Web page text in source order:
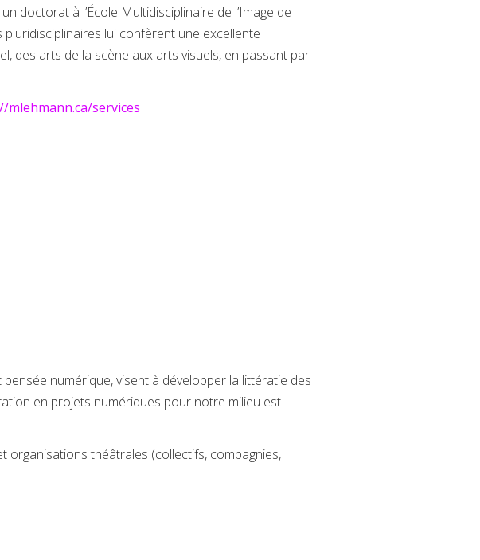
doctorat à l’École Multidisciplinaire de l’Image de
pluridisciplinaires lui confèrent une excellente
des arts de la scène aux arts visuels, en passant par
mlehmann.ca/services
numérique, visent à développer la littératie des
en projets numériques pour notre milieu est
théâtrales (collectifs, compagnies,